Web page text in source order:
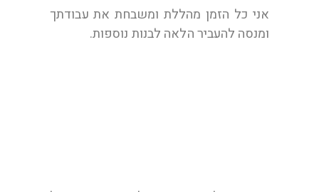
אני כל הזמן מהללת ומשבחת את עבודתך
ומנסה להעביר הלאה לבנות נוספות.